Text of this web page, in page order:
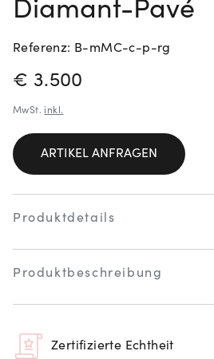
Diamant-Pavé
Referenz: B-mMC-c-p-rg
€ 3.500
MwSt. inkl.
ARTIKEL ANFRAGEN
Produktdetails
Produktbeschreibung
Zertifizierte Echtheit